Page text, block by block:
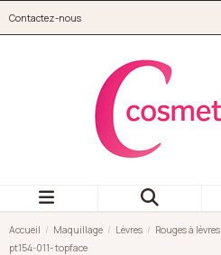
Contactez-nous
Accueil Maquillage Lèvres Rouges à lèvres
pt154-011- topface